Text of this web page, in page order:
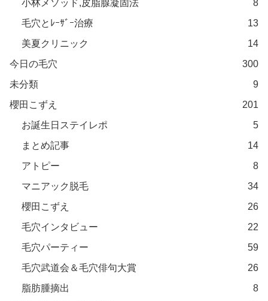
小林メソッド,皮脂腺凝固法
8
毛穴とﾚｰｻﾞｰ治療
13
美夏クリニック
14
今日の毛穴
300
未分類
9
櫻田こずえ
201
お誕生日ステイレポ
5
まとめ記事
14
アトピー
8
マニアック脱毛
34
櫻田こずえ
26
毛穴インタビュー
22
毛穴パーティー
59
毛穴武道会＆毛穴俳句大賞
26
脂肪腫摘出
8